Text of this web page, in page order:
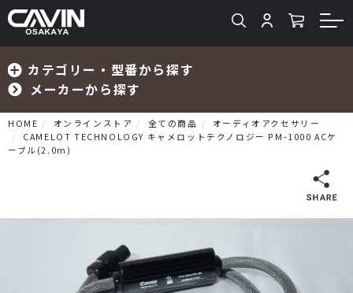
カテゴリー・型番から探す
メーカーから探す
検索
プリメインアンプ
HOME オンラインストア 全ての商品
オーディオアクセサリー
CAMELOT TECHNOLOGY キャメロットテクノロジー PM-1000 ACケ
ーブル(2.0m)